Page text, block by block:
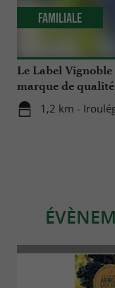
Le Label Vignoble
marque de
France
1,2 km -
Familiale